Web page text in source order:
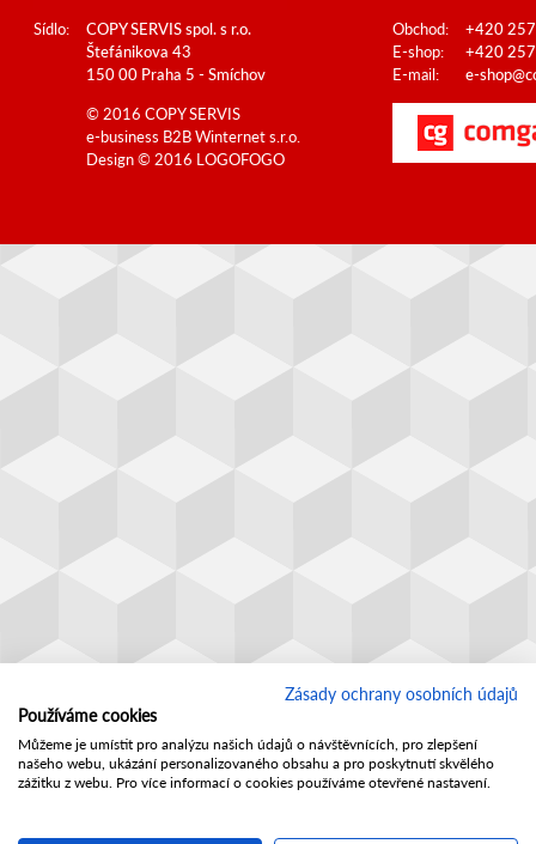
Sídlo:
COPY SERVIS spol. s r.o.
Štefánikova 43
150 00 Praha 5 - Smíchov
Obchod:
+420
E-shop:
+420
E-mail:
e-
© 2016 COPY SERVIS
e-business B2BWinternet s.r.o.
Design © 2016 LOGOFOGO
Zásady ochrany osobních údajů
Používáme cookies
Můžeme je umístit pro analýzu našich údajů o návštěvnících, pro zlepšení
našeho webu, ukázání personalizovaného obsahu a pro poskytnutí skvělého
zážitku z webu. Pro více informací o cookies používáme otevřené nastavení.